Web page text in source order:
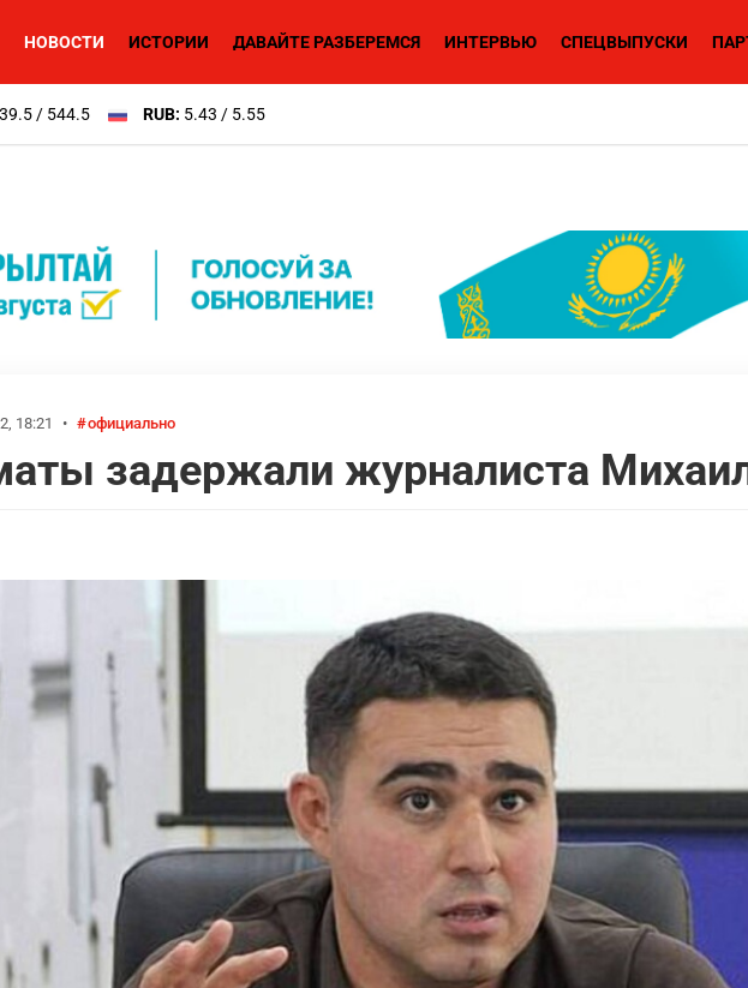
НОВОСТИ ИСТОРИИ ДАВАЙТЕ РАЗБЕРЕМСЯ ИНТЕРВЬЮ СПЕЦВЫПУСКИ
/ 544.5 RUB: 5.43 / 5.55
18:21 • официально
задержали журналиста